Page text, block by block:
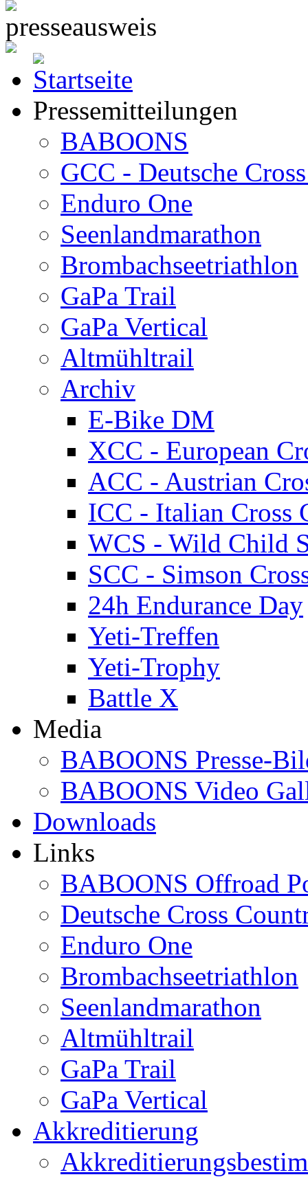
Pressemitteilungen
BABOONS
GCC - Deutsche
Enduro One
Seenlandmarathon
Brombachseetriathlon
GaPa Trail
GaPa Vertical
Altmühltrail
Archiv
E-Bike DM
XCC - European
ACC - Austrian
ICC - Italian Cross
WCS - Wild Child
SCC - Simson
24h Endurance Day
Yeti-Treffen
Yeti-Trophy
Battle X
Media
BABOONS Presse-
BABOONS Video
Downloads
Links
BABOONS Offroad
Deutsche Cross
Enduro One
Brombachseetriathlon
Seenlandmarathon
Altmühltrail
GaPa Trail
GaPa Vertical
Akkreditierung